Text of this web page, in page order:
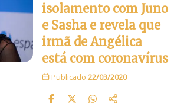
isolamento com Juno
e Sasha e revela que
irmã de Angélica
está com coronavírus
Publicado 22/03/2020